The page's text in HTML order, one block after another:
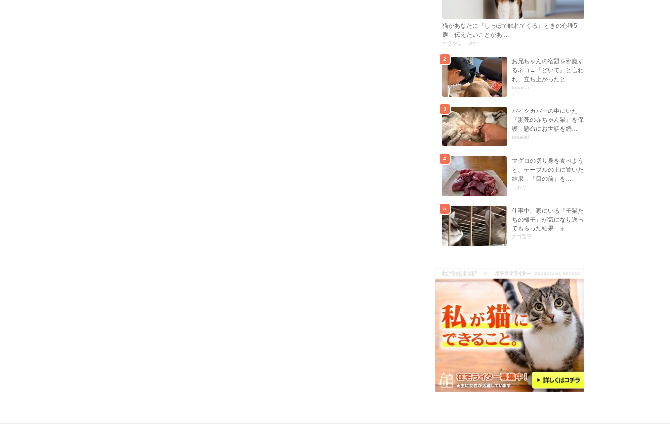
猫があなたに『しっぽで触れてくる』ときの心理5
選 伝えたいことがあ…
かぎやま ゆか
2
お兄ちゃんの宿題を邪魔す
るネコ→『どいて』と言わ
れ、立ち上がったと…
tonakai
3
バイクカバーの中にいた
『瀕死の赤ちゃん猫』を保
護→懸命にお世話を続…
tonakai
4
マグロの切り身を食べよう
と、テーブルの上に置いた
結果→『目の前』を…
しおり
5
仕事中、家にいる『子猫た
ちの様子』が気になり送っ
てもらった結果…ま…
大竹晋平